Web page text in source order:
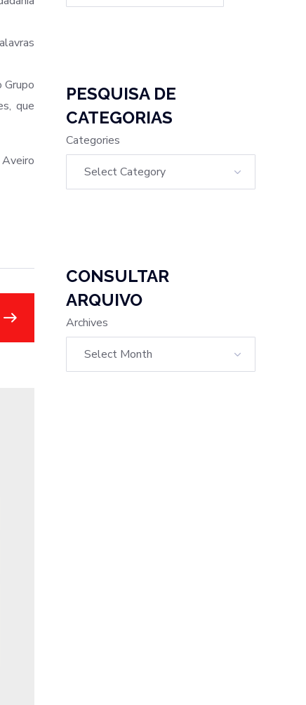
Grupo
que
PESQUISA DE
CATEGORIAS
Categories
CONSULTAR
ARQUIVO
Archives